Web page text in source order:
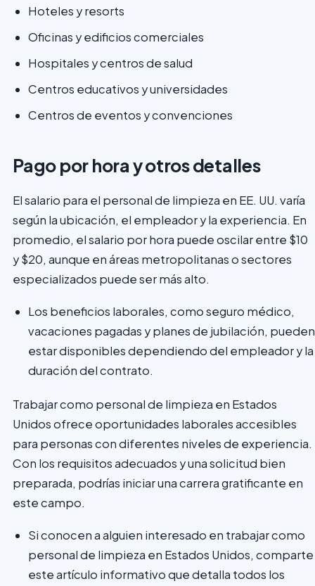
Hoteles y resorts
Oficinas y edificios comerciales
Hospitales y centros de salud
Centros educativos y universidades
Centros de eventos y convenciones
Pago por hora y otros detalles
El salario para el personal de limpieza en EE. UU. varía
según la ubicación, el empleador y la experiencia. En
promedio, el salario por hora puede oscilar entre $10
y $20, aunque en áreas metropolitanas o sectores
especializados puede ser más alto.
Los beneficios laborales, como seguro médico,
vacaciones pagadas y planes de jubilación, pueden
estar disponibles dependiendo del empleador y la
duración del contrato.
Trabajar como personal de limpieza en Estados
Unidos ofrece oportunidades laborales accesibles
para personas con diferentes niveles de experiencia.
Con los requisitos adecuados y una solicitud bien
preparada, podrías iniciar una carrera gratificante en
este campo.
Si conocen a alguien interesado en trabajar como
personal de limpieza en Estados Unidos, comparte
este artículo informativo que detalla todos los